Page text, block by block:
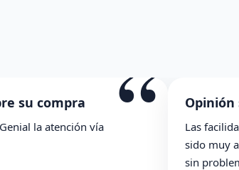
“
Opinión sobre su compra
Las facilidades de la tienda se agradecen. Han
sido muy ambles y el pedido de ha llegado
sin problema. En general, muy contenta.